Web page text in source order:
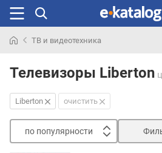
раньше
ТВ и видеотехника
Телевизоры Liberton
Liberton очистить
по популярности